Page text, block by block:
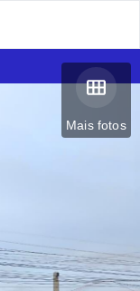
Mais fotos